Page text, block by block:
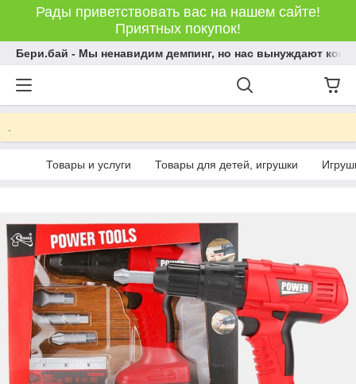
Рады приветствовать вас на нашем сайте!
Приятных покупок!
Бери.бай - Мы ненавидим демпинг, но нас вынуждают
Товары и услуги Товары для детей, игрушки